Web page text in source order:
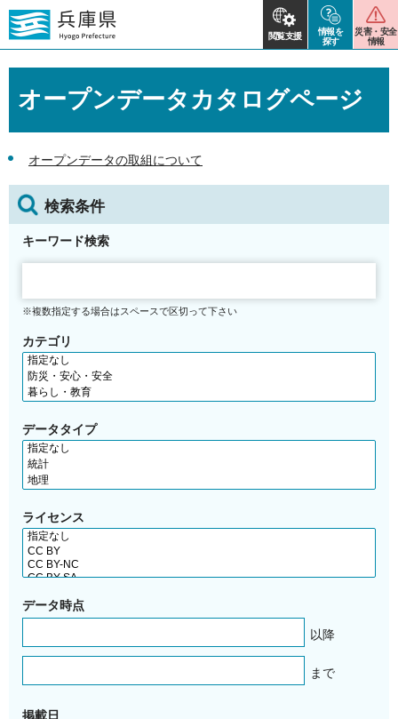
閲覧支援
情報を
探す
災害・安全
情報
オープンデータカタログページ
オープンデータの取組について
検索条件
キーワード検索
※複数指定する場合はスペースで区切って下さい
カテゴリ
データタイプ
ライセンス
データ時点
以降
まで
掲載日